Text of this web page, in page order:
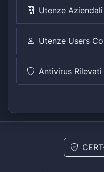
Utenze
Utenze Users
Antivirus Rilevati